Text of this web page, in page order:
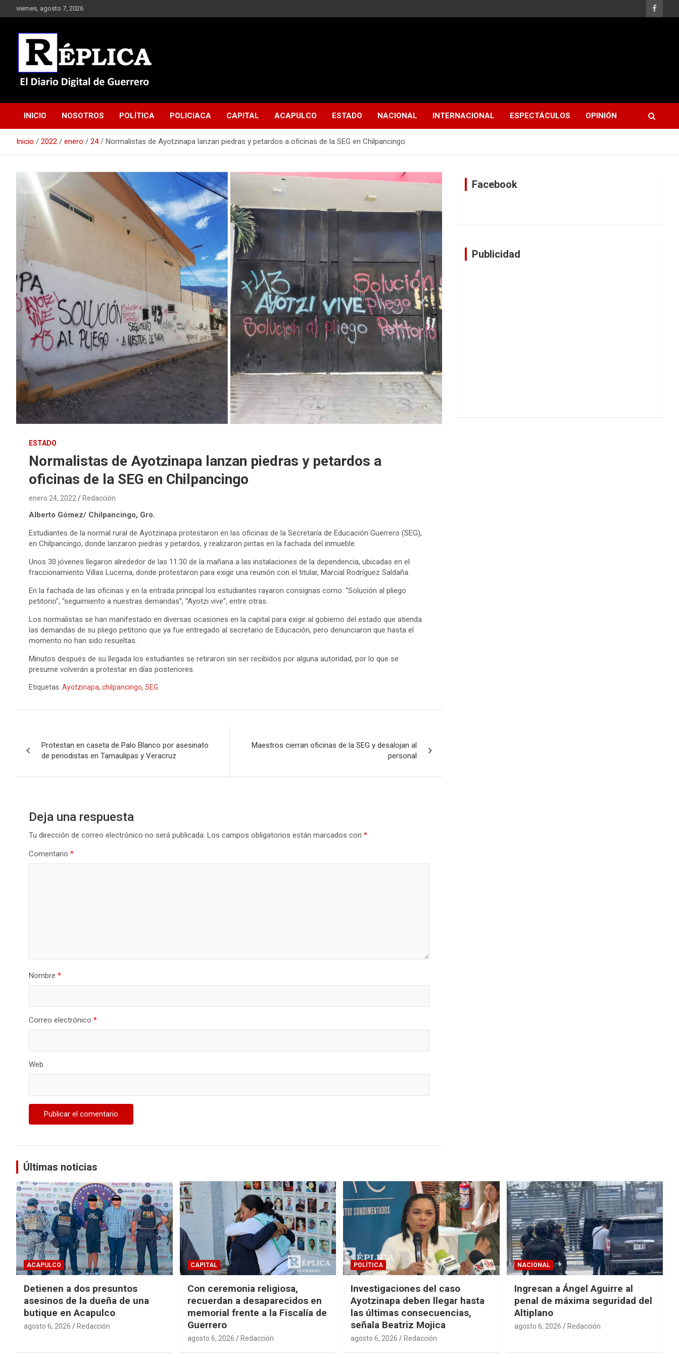
al
viernes, agosto 7, 2026
Réplica
INICIO NOSOTROS POLÍTICA POLICIACA CAPITAL ACAPULCO ESTADO NACIONAL INTERNACIONAL ESPECTÁCULOS OPINIÓN
Inicio 2022 enero 24 Normalistas de Ayotzinapa lanzan piedras y petardos a oficinas de la SEG en Chilpancingo
ESTADO
Normalistas de Ayotzinapa lanzan piedras y petardos a
oficinas de la SEG en Chilpancingo
enero 24, 2022 Redacción
Alberto Gómez/ Chilpancingo, Gro.
Estudiantes de la normal rural de Ayotzinapa protestaron en las oficinas de la Secretaría de Educación Guerrero (SEG),
en Chilpancingo, donde lanzaron piedras y petardos, y realizaron pintas en la fachada del inmueble.
Unos 30 jóvenes llegaron alrededor de las 11:30 de la mañana a las instalaciones de la dependencia, ubicadas en el
fraccionamiento Villas Lucerna, donde protestaron para exigir una reunión con el titular, Marcial Rodríguez Saldaña.
En la fachada de las oficinas y en la entrada principal los estudiantes rayaron consignas como: “Solución al pliego
petitorio”, “seguimiento a nuestras demandas”, “Ayotzi vive”, entre otras.
Los normalistas se han manifestado en diversas ocasiones en la capital para exigir al gobierno del estado que atienda
las demandas de su pliego petitorio que ya fue entregado al secretario de Educación, pero denunciaron que hasta el
momento no han sido resueltas.
Minutos después de su llegada los estudiantes se retiraron sin ser recibidos por alguna autoridad, por lo que se
presume volverán a protestar en días posteriores.
Etiquetas: Ayotzinapa, chilpancingo, SEG
de
entradas
Protestan en caseta de Palo Blanco por asesinato
de periodistas en Tamaulipas y Veracruz
Maestros cierran oficinas de la SEG y desalojan al
personal
Deja una respuesta
Tu dirección de correo electrónico no será publicada. Los campos obligatorios están marcados con *
Comentario *
Nombre *
Correo electrónico *
Web
Facebook
Publicidad
Últimas noticias
ACAPULCO
Detienen a dos presuntos
asesinos de la dueña de una
butique en Acapulco
agosto 6, 2026 Redacción
CAPITAL
Con ceremonia religiosa,
recuerdan a desaparecidos en
memorial frente a la Fiscalía de
Guerrero
agosto 6, 2026 Redacción
POLÍTICA
Investigaciones del caso
Ayotzinapa deben llegar hasta
las últimas consecuencias,
señala Beatriz Mojica
agosto 6, 2026 Redacción
NACIONAL
Ingresan a Ángel Aguirre al
penal de máxima seguridad del
Altiplano
agosto 6, 2026 Redacción